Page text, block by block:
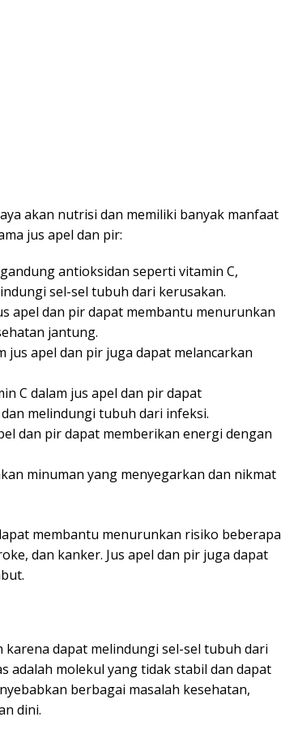
akan nutrisi dan memiliki banyak manfaat
jus apel dan pir:
antioksidan seperti vitamin C,
sel-sel tubuh dari kerusakan.
apel dan pir dapat membantu menurunkan
jantung.
jus apel dan pir juga dapat melancarkan
C dalam jus apel dan pir dapat
melindungi tubuh dari infeksi.
dan pir dapat memberikan energi dengan
minuman yang menyegarkan dan nikmat
membantu menurunkan risiko beberapa
dan kanker. Jus apel dan pir juga dapat
dapat melindungi sel-sel tubuh dari
adalah molekul yang tidak stabil dan dapat
berbagai masalah kesehatan,
dini.